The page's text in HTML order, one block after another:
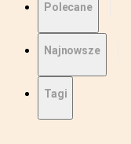
Polecane
Najnowsze
Tagi